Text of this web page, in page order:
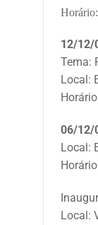
12/12/
Tema:
Local:
06/12/
Local:
Local: